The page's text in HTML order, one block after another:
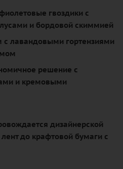
гвоздики с
и бордовой скиммией
лавандовыми гортензиями
решение с
и кремовыми
дизайнерской
до крафтовой бумаги с